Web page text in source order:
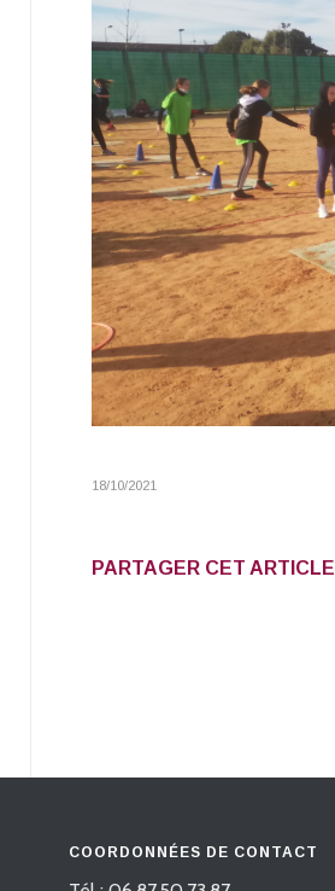
18/10/2021
PARTAGER CET ARTICLE
COORDONNÉES DE CONTACT